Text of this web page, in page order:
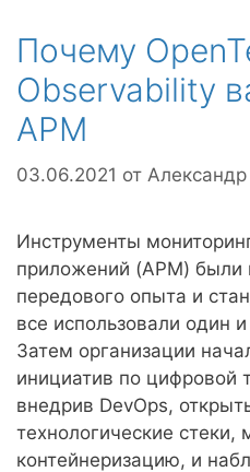
Почему
Observability
APM
03.06.2021 от
Инструменты
приложений (APM)
передового опыта и
все использовали один
Затем организации
инициатив по цифровой
внедрив DevOps,
технологические стеки,
контейнеризацию, и